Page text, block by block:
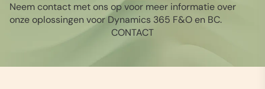
Neem contact met ons op voor meer informatie over
onze oplossingen voor Dynamics 365 F&O en BC.
CONTACT